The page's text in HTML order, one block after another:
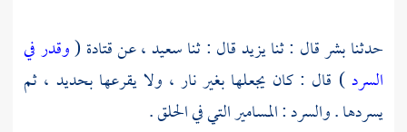
حدثنابشرقال : ثنايزيدقال : ثناسعيد ،عنقتادة (وقدر في
السرد) قال : كان يجعلها بغير نار ، ولا يقرعها بحديد ، ثم
يسردها . والسرد : المسامير التي في الحلق .